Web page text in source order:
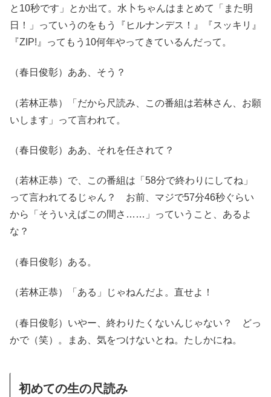
と10秒です」とか出て。水卜ちゃんはまとめて「また明
日！」っていうのをもう『ヒルナンデス！』『スッキリ』
『ZIP!』ってもう10何年やってきているんだって。
（春日俊彰）ああ、そう？
（若林正恭）「だから尺読み、この番組は若林さん、お願
いします」って言われて。
（春日俊彰）ああ、それを任されて？
（若林正恭）で、この番組は「58分で終わりにしてね」
って言われてるじゃん？ お前、マジで57分46秒ぐらい
から「そういえばこの間さ……」っていうこと、あるよ
な？
（春日俊彰）ある。
（若林正恭）「ある」じゃねんだよ。直せよ！
（春日俊彰）いやー、終わりたくないんじゃない？ どっ
かで（笑）。まあ、気をつけないとね。たしかにね。
初めての生の尺読み